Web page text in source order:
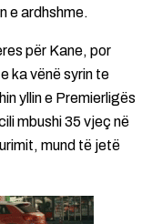
e ardhshme.
për Kane, por
ka vënë syrin te
yllin e Premierligës
mbushi 35 vjeç në
mund të jetë